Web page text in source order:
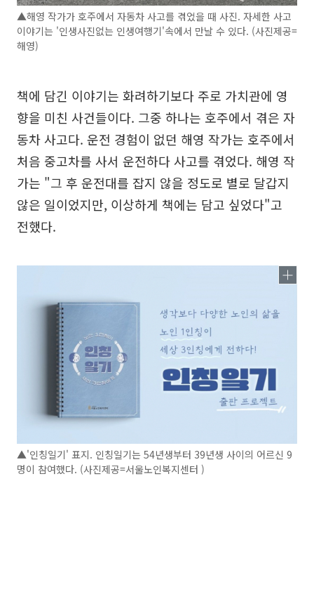
▲해영 작가가 호주에서 자동차 사고를 겪었을 때 사진. 자세한 사고
이야기는 '인생사진없는 인생여행기'속에서 만날 수 있다. (사진제공=
해영)
책에 담긴 이야기는 화려하기보다 주로 가치관에 영
향을 미친 사건들이다. 그중 하나는 호주에서 겪은 자
동차 사고다. 운전 경험이 없던 해영 작가는 호주에서
처음 중고차를 사서 운전하다 사고를 겪었다. 해영 작
가는 "그 후 운전대를 잡지 않을 정도로 별로 달갑지
않은 일이었지만, 이상하게 책에는 담고 싶었다"고
전했다.
▲'인칭일기' 표지. 인칭일기는 54년생부터 39년생 사이의 어르신 9
명이 참여했다. (사진제공=서울노인복지센터 )